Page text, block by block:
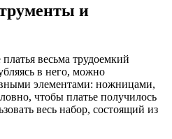
и
весьма трудоемкий
в него, можно
элементами: ножницами,
чтобы платье получилось
весь набор, состоящий из